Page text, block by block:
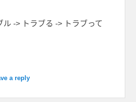
ル -> トラブる -> トラブって
a reply